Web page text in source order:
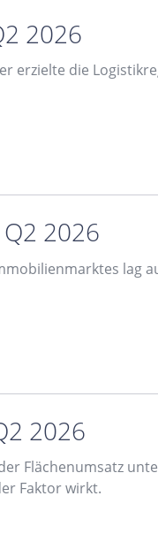
2026
erzielte die
2026
lag
2026
Flächenumsatz
Faktor wirkt.